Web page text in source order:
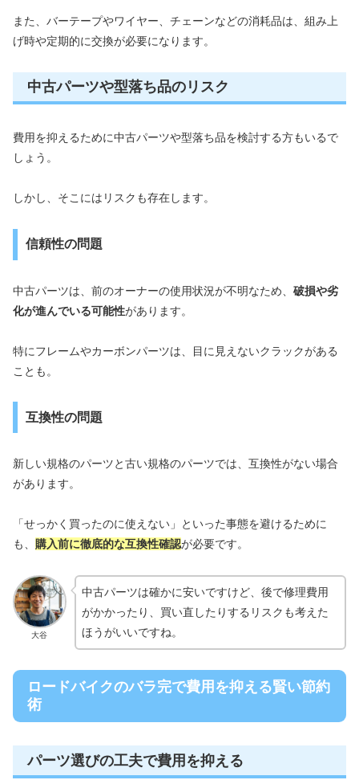
また、バーテープやワイヤー、チェーンなどの消耗品は、組み上
げ時や定期的に交換が必要になります。
中古パーツや型落ち品のリスク
費用を抑えるために中古パーツや型落ち品を検討する方もいるで
しょう。
しかし、そこにはリスクも存在します。
信頼性の問題
中古パーツは、前のオーナーの使用状況が不明なため、 破損や劣
化が進んでいる可能性があります。
特にフレームやカーボンパーツは、目に見えないクラックがある
ことも。
互換性の問題
新しい規格のパーツと古い規格のパーツでは、互換性がない場合
があります。
「せっかく買ったのに使えない」といった事態を避けるために
も、 購入前に徹底的な互換性確認が必要です。
大谷
中古パーツは確かに安いですけど、後で修理費用
がかかったり、買い直したりするリスクも考えた
ほうがいいですね。
ロードバイクのバラ完で費用を抑える賢い節約
術
パーツ選びの工夫で費用を抑える